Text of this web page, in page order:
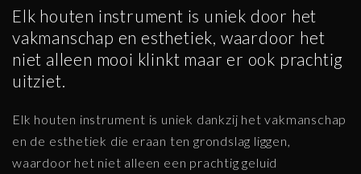
Elk houten instrument is uniek door het
vakmanschap en esthetiek, waardoor het
niet alleen mooi klinkt maar er ook prachtig
uitziet.
Elk houten instrument is uniek dankzij het vakmanschap
en de esthetiek die eraan ten grondslag liggen,
waardoor het niet alleen een prachtig geluid